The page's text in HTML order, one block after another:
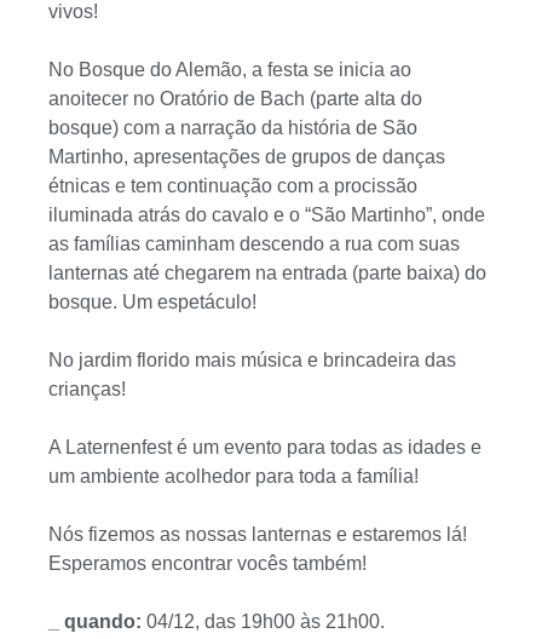
vivos!
No Bosque do Alemão, a festa se inicia ao
anoitecer no Oratório de Bach (parte alta do
bosque) com a narração da história de São
Martinho, apresentações de grupos de danças
étnicas e tem continuação com a procissão
iluminada atrás do cavalo e o “São Martinho”, onde
as famílias caminham descendo a rua com suas
lanternas até chegarem na entrada (parte baixa) do
bosque. Um espetáculo!
No jardim florido mais música e brincadeira das
crianças!
A Laternenfest é um evento para todas as idades e
um ambiente acolhedor para toda a família!
Nós fizemos as nossas lanternas e estaremos lá!
Esperamos encontrar vocês também!
_ quando: 04/12, das 19h00 às 21h00.